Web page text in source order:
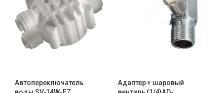
Автопереключатель
Адаптер + шаровый